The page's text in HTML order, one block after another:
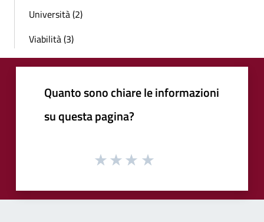
Università (2)
Viabilità (3)
Quanto sono chiare le informazioni
su questa pagina?